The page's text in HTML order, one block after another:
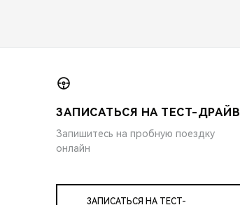
ЗАПИСАТЬСЯ НА ТЕСТ-ДРАЙВ
Запишитесь на пробную поездку
онлайн
ЗАПИСАТЬСЯ НА ТЕСТ-